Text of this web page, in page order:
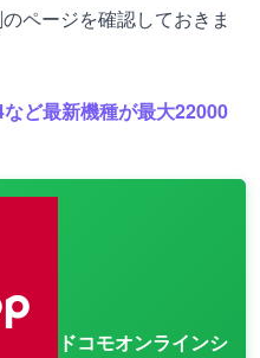
ページを確認しておきま
ど最新機種が最大22000
ドコモオンラインシ